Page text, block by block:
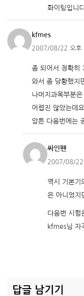
화이팅입니
kfmes
2007/08/22 오후
좀 되어서 정확히
와서 좀 당황했지
나머지과목부분
어렵진 않았는데
암튼 다음번에는
싸인펜
2007/08/22
역시 기본기
은 아니었지
다음번 시험
kfmes님 자
답글 남기기